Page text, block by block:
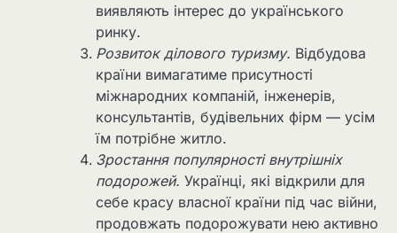
виявляють інтерес до українського
ринку.
Розвиток ділового туризму. Відбудова
країни вимагатиме присутності
міжнародних компаній, інженерів,
консультантів, будівельних фірм — усім
їм потрібне житло.
Зростання популярності внутрішніх
подорожей. Українці, які відкрили для
себе красу власної країни під час війни,
продовжать подорожувати нею активно